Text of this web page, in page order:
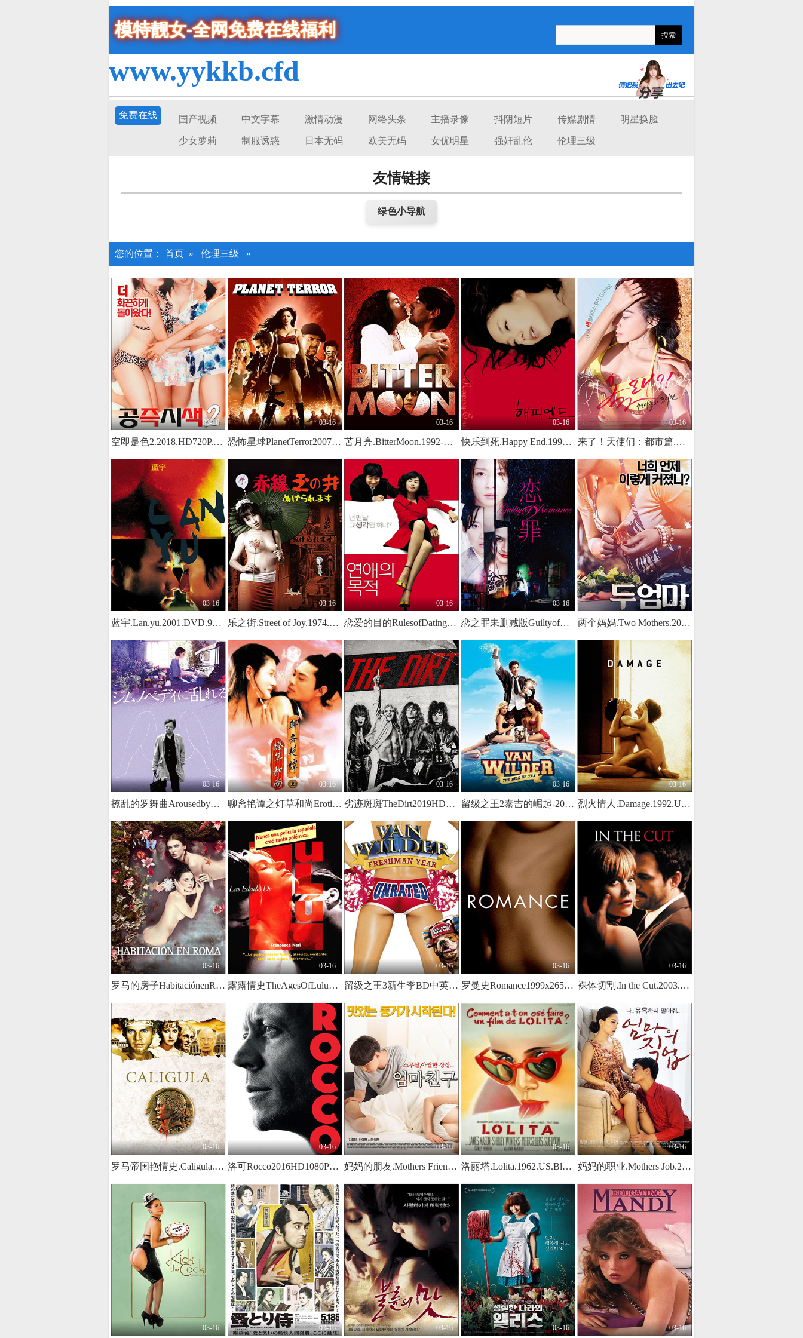
模特靓女-全网免费在线福利
www.yykkb.cfd
免费在线 国产视频 中文字幕 激情动漫 网络头条 主播录像 抖阴短片 传媒剧情 明星换脸
少女萝莉 制服诱惑 日本无码 欧美无码 女优明星 强奸乱伦 伦理三级
友情链接
绿色小导航
您的位置： 首页 » 伦理三级 »
03-16
空即是色2.2018.HD720P.X264.AAC.[韩语中字]
03-16
恐怖星球PlanetTerror2007x265DDP51BD1080P特效中英双字
03-16
苦月亮.BitterMoon.1992-KOOK.[中英字幕]
03-16
快乐到死.Happy End.1999.KR.BluRay.1280x720p.x264.DTS-KOOK.[中英字幕]
03-16
来了！天使们：都市篇.Are You Coming! - City of Angels.2017.KR.HDRip.1920x1080p.x264.AAC-KOOK.[韩语中字]
03-16
蓝宇.Lan.yu.2001.DVD.97min
03-16
乐之街.Street of Joy.1974.JP.BluRay.1280x522p.x264.AAC-KOOK.[中英双字]
03-16
恋爱的目的RulesofDating2005BD720P韩语中字
03-16
恋之罪未删减版GuiltyofRomance2011UncutBD720P日语中字
03-16
两个妈妈.Two Mothers.2017.KR.WEB-DL.1920x1080p.x264.AAC-KOOK.[韩语中字]
03-16
撩乱的罗舞曲ArousedbyGymnopedies2016BD1080P日语中字
03-16
聊斋艳谭之灯草和尚EroticGhostStoryIII1992BD1080P粤语中字
03-16
劣迹斑斑TheDirt2019HD1080P中英双字
03-16
留级之王2泰吉的崛起-2006起双语字幕
03-16
烈火情人.Damage.1992.UK.BluRay.1280x696p.x264.AC3-KOOK.[中英双字]
03-16
罗马的房子HabitaciónenRomaBDrip1080p中英双语亿万同人字幕组
03-16
露露情史TheAgesOfLulu1990x265BD1080P西班牙语中字
03-16
留级之王3新生季BD中英双字
03-16
罗曼史Romance1999x265BD1080P西班牙语中字
03-16
裸体切割.In the Cut.2003.US.Unrated.BluRay.1916x1032p.x264.DTS-KOOK.[中英双字]
03-16
罗马帝国艳情史.Caligula.1979.IT.Uncut.BluRay.1920x1036p.x264.AC3-KOOK.[意英双语.中英双字]
03-16
洛可Rocco2016HD1080P法语中字
03-16
妈妈的朋友.Mothers Friend.2015.KR.HDRip.1280x720p.x264.AAC-KOOK.[韩语中字]
03-16
洛丽塔.Lolita.1962.US.BluRay.1792x1080p.x264.DTS-KOOK.[中英双字]
03-16
妈妈的职业.Mothers Job.2017.KR.WEB-DL.1920x1080p.x264.AAC-KOOK.[韩语中字]
03-16 03-16 03-16 03-16 03-16